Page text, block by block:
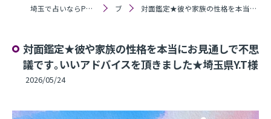
埼玉で占いならPure Rose 宮ありさのTarot＆Powerstone ブログ 対面鑑定★彼や家族の性格を本当にお見通しで不思議です｡いいアドバイスを頂きました★埼玉県Y.T様
対面鑑定★彼や家族の性格を本当にお見通しで不思
議です｡いいアドバイスを頂きました★埼玉県Y.T様
2026/05/24